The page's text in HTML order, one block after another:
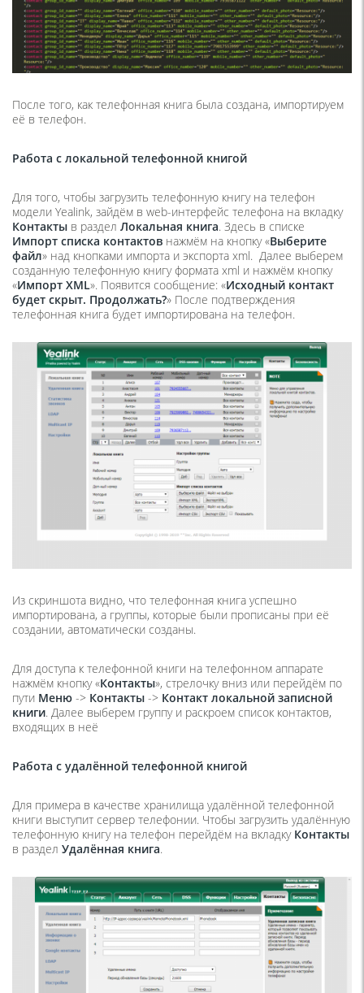
После того, как телефонная книга была создана, импортируем
её в телефон.
Работа с локальной телефонной книгой
Для того, чтобы загрузить телефонную книгу на телефон
модели Yealink, зайдём в web-интерфейс телефона на вкладку
Контакты в раздел Локальная книга. Здесь в списке
Импорт списка контактов нажмём на кнопку «Выберите
файл» над кнопками импорта и экспорта xml. Далее выберем
созданную телефонную книгу формата xml и нажмём кнопку
«Импорт XML». Появится сообщение: «Исходный контакт
будет скрыт. Продолжать?» После подтверждения
телефонная книга будет импортирована на телефон.
Из скриншота видно, что телефонная книга успешно
импортирована, а группы, которые были прописаны при её
создании, автоматически созданы.
Для доступа к телефонной книги на телефонном аппарате
нажмём кнопку «Контакты», стрелочку вниз или перейдём по
пути Меню -> Контакты -> Контакт локальной записной
книги. Далее выберем группу и раскроем список контактов,
входящих в неё
Работа с удалённой телефонной книгой
Для примера в качестве хранилища удалённой телефонной
книги выступит сервер телефонии. Чтобы загрузить удалённую
телефонную книгу на телефон перейдём на вкладку Контакты
в раздел Удалённая книга.